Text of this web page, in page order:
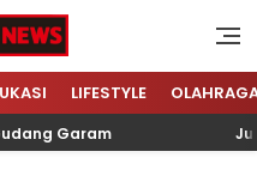
Terpercaya
LIFESTYLE
Garam Jumat